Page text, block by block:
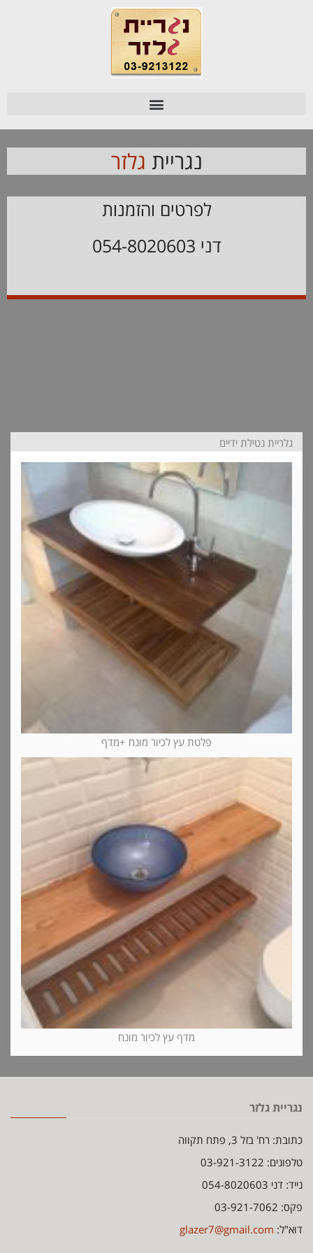
נגריית גלזר
לפרטים והזמנות
דני 054-8020603
גלריית נטילת ידיים
פלטת עץ לכיור מונח +מדף
מדף עץ לכיור מונח
נגריית גלזר
כתובת: רח' בזל 3, פתח תקווה
טלפונים: 03-921-3122
נייד: דני 054-8020603
פקס: 03-921-7062
דוא"ל: glazer7@gmail.com